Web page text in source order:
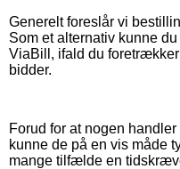
Generelt foreslår vi
Som et alternativ kunne
ViaBill, ifald du
bidder.
Forud for at nogen
kunne de på en vis måde
mange tilfælde en